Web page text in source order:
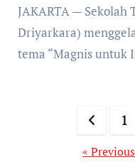
JAKARTA — Sekolah Tinggi Filsafat Driyarkara (STF
Driyarkara)
tema “Magnis untuk
pagination
1
«